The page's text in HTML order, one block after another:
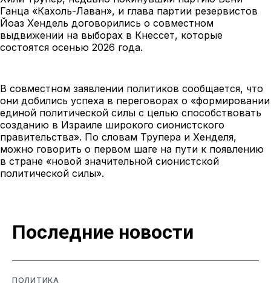
Ганца «Кахоль-Лаван», и глава партии резервистов
Йоаз Хендель договорились о совместном
выдвижении на выборах в Кнессет, которые
состоятся осенью 2026 года.
В совместном заявлении политиков сообщается, что
они добились успеха в переговорах о «формировании
единой политической силы с целью способствовать
созданию в Израиле широкого сионистского
правительства». По словам Трупера и Хенделя,
можно говорить о первом шаге на пути к появлению
в стране «новой значительной сионистской
политической силы».
Последние новости
ПОЛИТИКА